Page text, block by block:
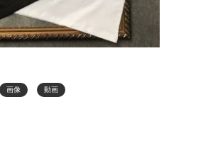
画像 動画